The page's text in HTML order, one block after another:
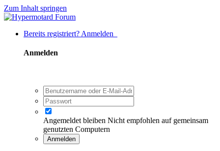
Zum Inhalt springen
Bereits registriert? Anmelden
Anmelden
Angemeldet bleiben Nicht empfohlen auf gemeinsam
genutzten Computern
Anmelden